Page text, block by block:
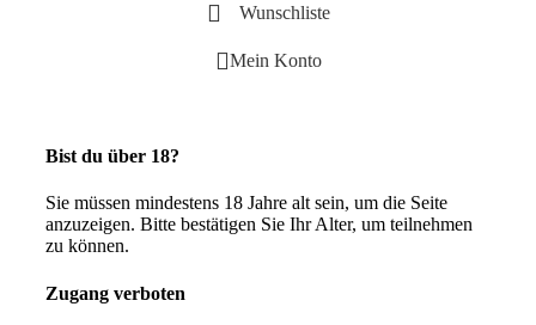
Wunschliste
Mein Konto
Bist du über 18?
Sie müssen mindestens 18 Jahre alt sein, um die Seite
anzuzeigen. Bitte bestätigen Sie Ihr Alter, um teilnehmen
zu können.
Zugang verboten